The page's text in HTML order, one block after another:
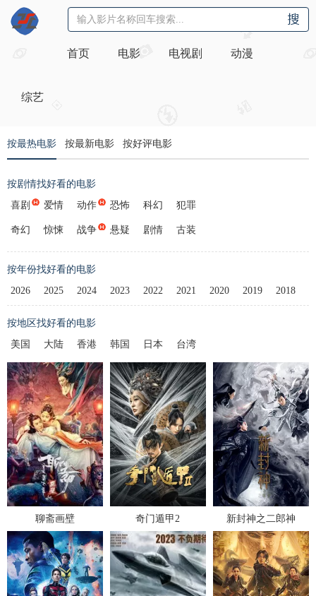
首页 电影 电视剧 动漫
综艺
按最热电影 按最新电影 按好评电影
按剧情找好看的电影
喜剧
爱情 动作 恐怖 科幻 犯罪
奇幻 惊悚 战争 悬疑 剧情 古装
按年份找好看的电影
2026
2025 2024 2023 2022 2021 2020 2019 2018
按地区找好看的电影
美国
大陆 香港 韩国 日本 台湾
聊斋画壁 奇门遁甲2 新封神之二郎神